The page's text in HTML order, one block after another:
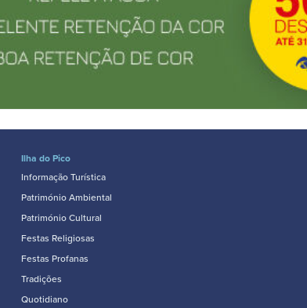
Ilha do Pico
Informação Turística
Património Ambiental
Património Cultural
Festas Religiosas
Festas Profanas
Tradições
Quotidiano